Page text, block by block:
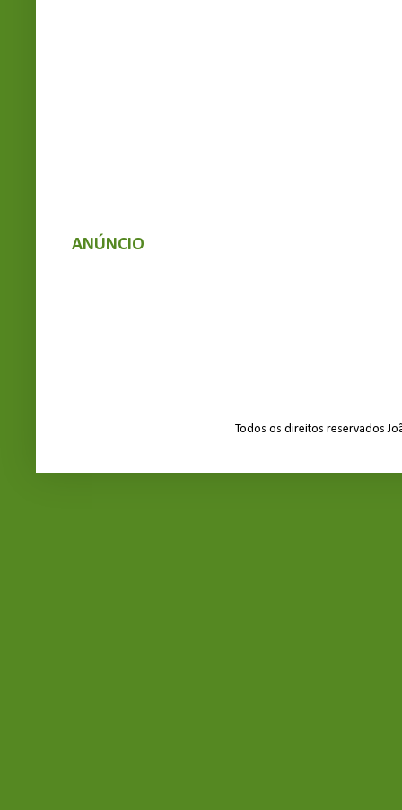
ANÚNCIO
Todos os direitos reservados